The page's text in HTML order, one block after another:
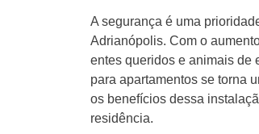
A segurança é uma
Adrianópolis. Com o
entes queridos e animais de
para apartamentos se torna
os benefícios dessa
residência.